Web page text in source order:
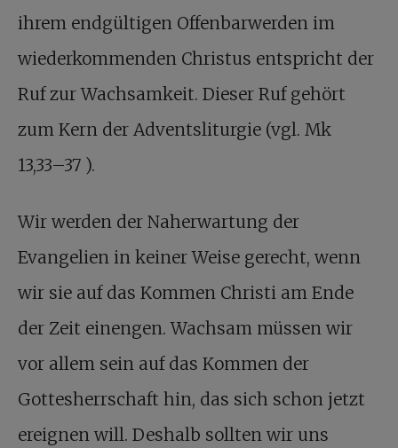
ihrem endgültigen Offenbarwerden im
wiederkommenden Christus entspricht der
Ruf zur Wachsamkeit. Dieser Ruf gehört
zum Kern der Adventsliturgie (vgl. Mk
13,33–37 ).
Wir werden der Naherwartung der
Evangelien in keiner Weise gerecht, wenn
wir sie auf das Kommen Christi am Ende
der Zeit einengen. Wachsam müssen wir
vor allem sein auf das Kommen der
Gottesherrschaft hin, das sich schon jetzt
ereignen will. Deshalb sollten wir uns